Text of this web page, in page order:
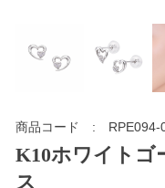
商品コード RPE094-
K10ホワイトゴ
ス